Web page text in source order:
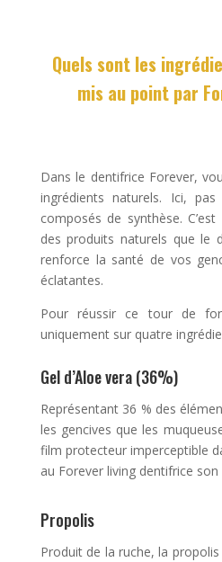
Quels sont les
mis au point par
Dans le dentifrice Forever,
ingrédients naturels. Ici,
composés de synthèse.
des produits naturels que le
renforce la santé de vos
éclatantes.
Pour réussir ce tour de
uniquement sur quatre
Gel d’Aloe vera (36%)
Représentant 36 % des
les gencives que les
film protecteur imperceptible
au Forever living dentifrice
Propolis
Produit de la ruche, la